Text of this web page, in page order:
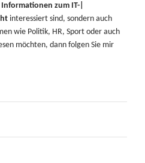
Informationen zum IT-|
interessiert sind, sondern auch
wie Politik, HR, Sport oder auch
möchten, dann folgen Sie mir